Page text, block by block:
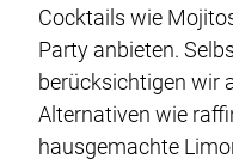
Cocktails wie
Party anbieten.
berücksichtigen wir
Alternativen wie
hausgemachte